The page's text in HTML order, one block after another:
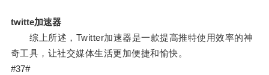
twitte加速器
综上所述，Twitter加速器是一款提高推特使用效率的神
奇工具，让社交媒体生活更加便捷和愉快。
#37#